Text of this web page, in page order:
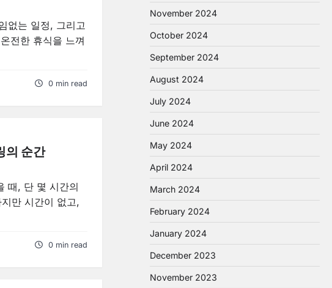
없는 일정, 그리고
전한 휴식을 느껴
0 min read
의 순간
때, 단 몇 시간의
만 시간이 없고,
0 min read
November 2024
October 2024
September 2024
August 2024
July 2024
June 2024
May 2024
April 2024
March 2024
February 2024
January 2024
December 2023
November 2023